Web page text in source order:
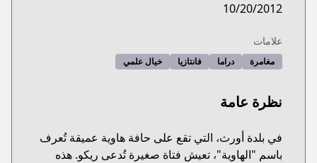
10/20/2012
علامات
مغامرة دراما فانتازيا خيال علمي
نظرة عامة
في بلدة أورث، التي تقع على حافة هاوية عميقة تُعرف
باسم "الهاوية"، تعيش فتاة صغيرة تُدعى ريكو. هذه